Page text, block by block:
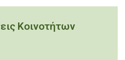
Κοινοτήτων